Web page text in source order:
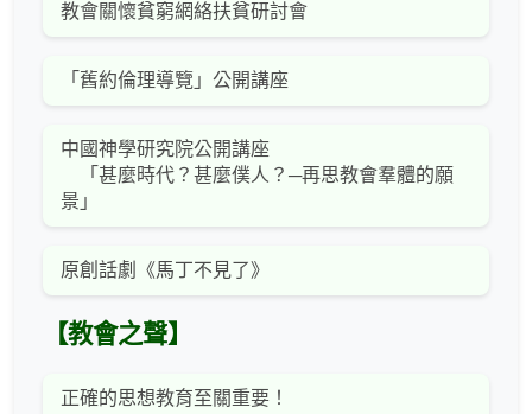
教會關懷貧窮網絡扶貧研討會
「舊約倫理導覽」公開講座
中國神學研究院公開講座
「甚麼時代？甚麼僕人？─再思教會羣體的願
景」
原創話劇《馬丁不見了》
【教會之聲】
正確的思想教育至關重要！